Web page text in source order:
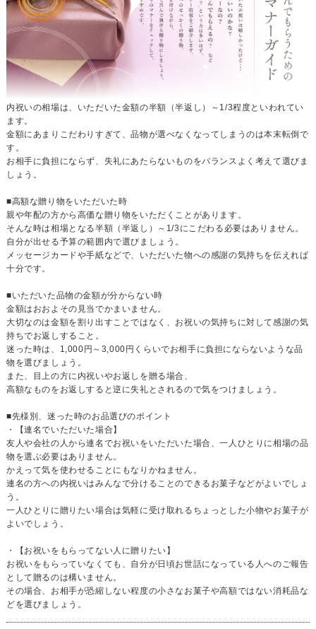
内祝いの相場は、いただいた金額の半額（半返し）～1/3程度といわれてい
ます。
金額にあまりこだわりすぎて、品物が選べなくなってしまうのは本末転倒で
す。
お相手に負担にならず、失礼にあたらないものをバランスよく考えて選びま
しょう。
■高額な贈り物をいただいた時
親や年配の方から高価な贈り物をいただくことがあります。
そんな時は相場となる半額（半返し）～1/3にこだわる必要はありません。
自分が出せる予算の範囲内で選びましょう。
メッセージカードや手紙などで、いただいた物への感謝の気持ちを伝えれば
十分です。
■いただいた品物の金額が分からない時
金額はおおよその見当でかまいません。
大切なのは金額を割り出すことではなく、お祝いの気持ちに対して感謝の気
持ちでお返しすること。
迷った時は、1,000円～3,000円くらいでお相手に負担にならないような品
物を選びましょう。
また、目上の方に内祝いやお返しを贈る場合、
高額なものをお返しすると逆に失礼とされるので気をつけましょう。
■先様別、迷った時のお品選びのポイント
・【連名でいただいた場合】
友人や会社の人から連名でお祝いをいただいた場合、一人ひとりに相場の品
物を選ぶ必要はありません。
かえって気を使わせることにもなりかねません。
連名の方への内祝いはみんなで分けることのできるお菓子などがよいでしょ
う。
一人ひとりに贈りたい場合は気軽に受け取れるちょっとした小物やお菓子が
よいでしょう。
・【お祝いをもらってない人に贈りたい】
お祝いをもらっていなくても、自分が日頃お世話になっている人へのご報告
として贈るのは構いません。
その場合、お相手が恐縮しない程度の小さなお菓子や高額ではない消耗品な
どを選びましょう。